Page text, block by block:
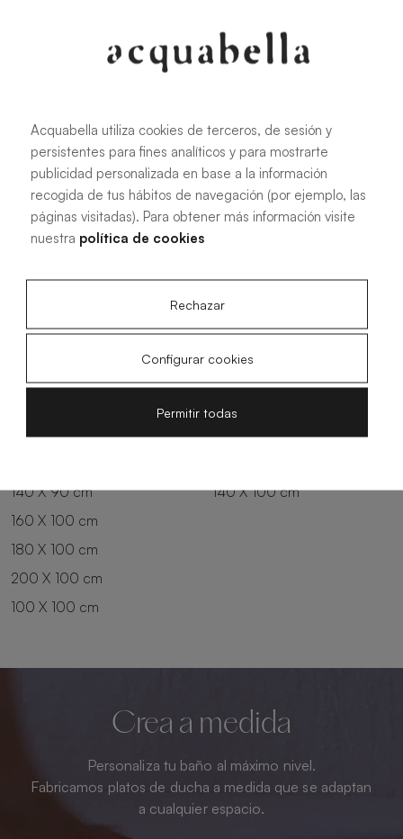
Todas las medidas
100 X 70 cm
100 X 90 cm
140 X 90 cm
180 X 90 cm
200 X 90 cm
140 X 100 cm
160 X 100 cm
180 X 100 cm
200 X 100 cm
100 X 100 cm
Crea a medida
Personaliza tu baño al máximo nivel.
Fabricamos platos de ducha a medida que se adaptan
a cualquier espacio.
Acquabella utiliza cookies de terceros, de sesión y
persistentes para fines analíticos y para mostrarte
publicidad personalizada en base a la información
recogida de tus hábitos de navegación (por ejemplo, las
páginas visitadas). Para obtener más información visite
nuestra política de cookies
Rechazar
Configurar cookies
Permitir todas